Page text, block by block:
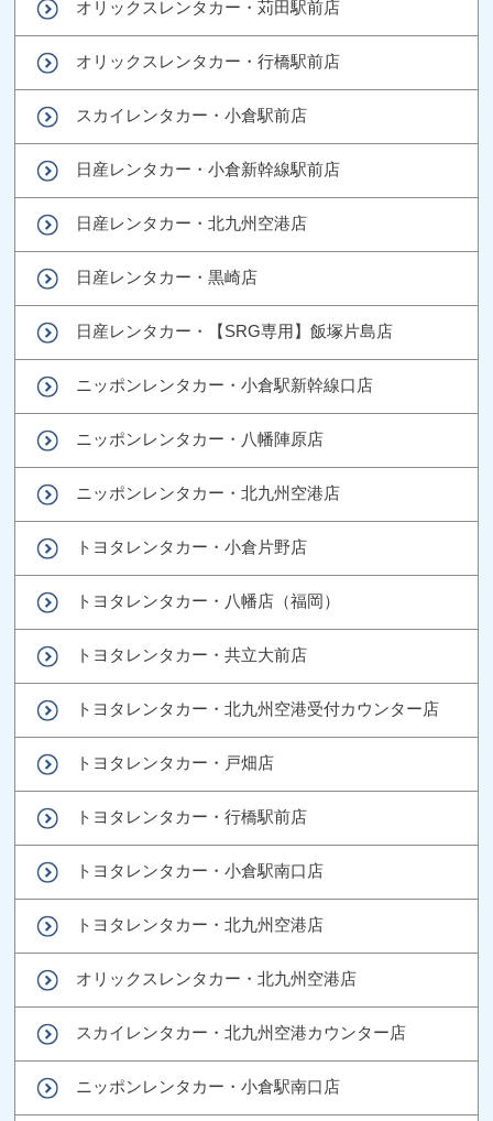
オリックスレンタカー・苅田駅前店
オリックスレンタカー・行橋駅前店
スカイレンタカー・小倉駅前店
日産レンタカー・小倉新幹線駅前店
日産レンタカー・北九州空港店
日産レンタカー・黒崎店
日産レンタカー・【SRG専用】飯塚片島店
ニッポンレンタカー・小倉駅新幹線口店
ニッポンレンタカー・八幡陣原店
ニッポンレンタカー・北九州空港店
トヨタレンタカー・小倉片野店
トヨタレンタカー・八幡店（福岡）
トヨタレンタカー・共立大前店
トヨタレンタカー・北九州空港受付カウンター店
トヨタレンタカー・戸畑店
トヨタレンタカー・行橋駅前店
トヨタレンタカー・小倉駅南口店
トヨタレンタカー・北九州空港店
オリックスレンタカー・北九州空港店
スカイレンタカー・北九州空港カウンター店
ニッポンレンタカー・小倉駅南口店